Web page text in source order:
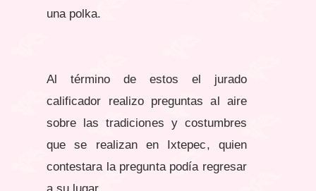
una polka.
Al término de estos el jurado
calificador realizo preguntas al aire
sobre las tradiciones y costumbres
que se realizan en Ixtepec, quien
contestara la pregunta podía regresar